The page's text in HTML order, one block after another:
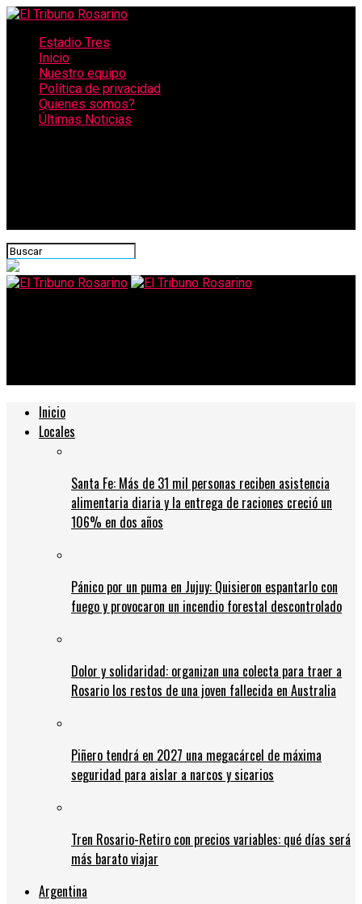
Estadio Tres
Inicio
Nuestro equipo
Política de privacidad
Quienes somos?
Últimas Noticias
Inicio
Locales
Santa Fe: Más de 31 mil personas reciben asistencia
alimentaria diaria y la entrega de raciones creció un
106% en dos años
Pánico por un puma en Jujuy: Quisieron espantarlo con
fuego y provocaron un incendio forestal descontrolado
Dolor y solidaridad: organizan una colecta para traer a
Rosario los restos de una joven fallecida en Australia
Piñero tendrá en 2027 una megacárcel de máxima
seguridad para aislar a narcos y sicarios
Tren Rosario-Retiro con precios variables: qué días será
más barato viajar
Argentina